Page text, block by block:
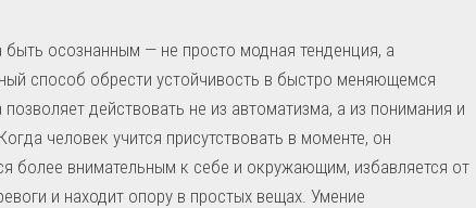
быть осознанным — не просто модная тенденция, а
способ обрести устойчивость в быстро меняющемся
действовать не из автоматизма, а из понимания и
человек учится присутствовать в моменте, он
более внимательным к себе и окружающим, избавляется от
и находит опору в простых вещах. Умение